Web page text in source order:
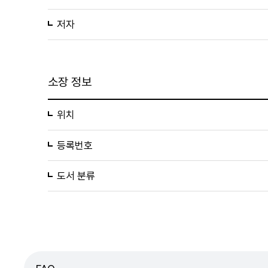
저자
소장 정보
위치
등록번호
도서 분류